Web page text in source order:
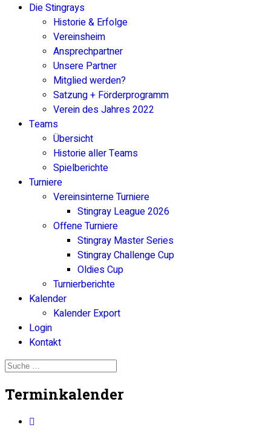
Die Stingrays
Historie & Erfolge
Vereinsheim
Ansprechpartner
Unsere Partner
Mitglied werden?
Satzung + Förderprogramm
Verein des Jahres 2022
Teams
Übersicht
Historie aller Teams
Spielberichte
Turniere
Vereinsinterne Turniere
Stingray League 2026
Offene Turniere
Stingray Master Series
Stingray Challenge Cup
Oldies Cup
Turnierberichte
Kalender
Kalender Export
Login
Kontakt
Terminkalender